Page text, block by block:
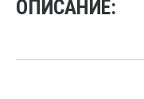
ОПИСАНИЕ: